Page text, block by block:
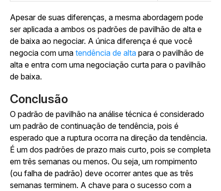
Apesar de suas diferenças, a mesma abordagem pode
ser aplicada a ambos os padrões de pavilhão de alta e
de baixa ao negociar. A única diferença é que você
negocia com uma tendência de alta para o pavilhão de
alta e entra com uma negociação curta para o pavilhão
de baixa.
Conclusão
O padrão de pavilhão na análise técnica é considerado
um padrão de continuação de tendência, pois é
esperado que a ruptura ocorra na direção da tendência.
É um dos padrões de prazo mais curto, pois se completa
em três semanas ou menos. Ou seja, um rompimento
(ou falha de padrão) deve ocorrer antes que as três
semanas terminem. A chave para o sucesso com a